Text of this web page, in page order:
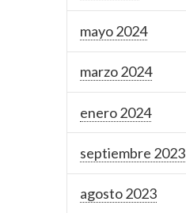
mayo 2024
marzo 2024
enero 2024
septiembre 2023
agosto 2023